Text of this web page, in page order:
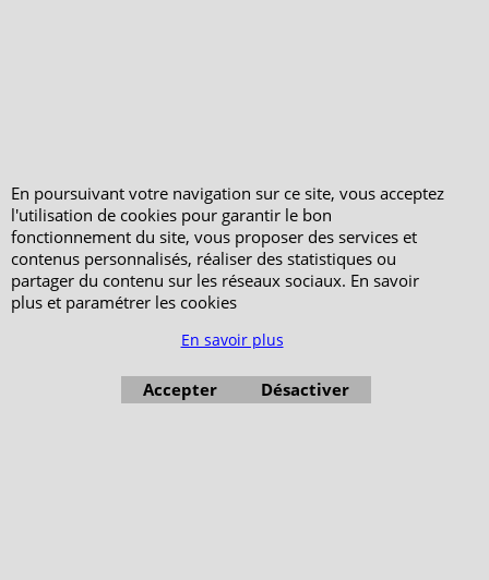
En poursuivant votre navigation sur ce site, vous acceptez
l'utilisation de cookies pour garantir le bon
fonctionnement du site, vous proposer des services et
contenus personnalisés, réaliser des statistiques ou
partager du contenu sur les réseaux sociaux. En savoir
plus et paramétrer les cookies
En savoir plus
Accepter Désactiver